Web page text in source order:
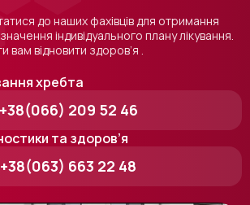
до наших фахівців для отримання
індивідуального плану лікування.
вам відновити здоров’я .
хребта
+38(066) 209 52 46
та здоров’я
+38(063) 663 22 48